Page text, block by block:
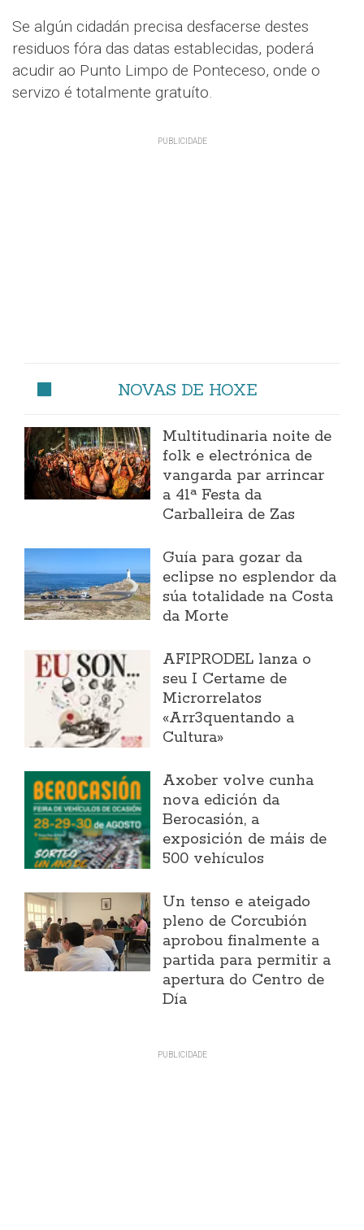
Se algún cidadán precisa desfacerse destes
residuos fóra das datas establecidas, poderá
acudir ao Punto Limpo de Ponteceso, onde o
servizo é totalmente gratuíto.
NOVAS DE HOXE
Multitudinaria noite de
folk e electrónica de
vangarda par arrincar
a 41ª Festa da
Carballeira de Zas
Guía para gozar da
eclipse no esplendor da
súa totalidade na Costa
da Morte
AFIPRODEL lanza o
seu I Certame de
Microrrelatos
«Arr3quentando a
Cultura»
Axober volve cunha
nova edición da
Berocasión, a
exposición de máis de
500 vehículos
Un tenso e ateigado
pleno de Corcubión
aprobou finalmente a
partida para permitir a
apertura do Centro de
Día